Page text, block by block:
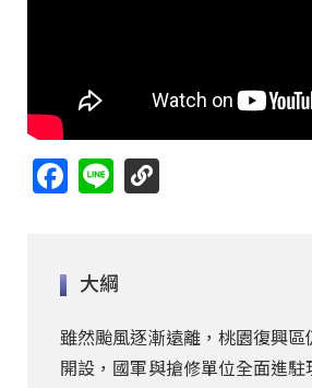
Facebook
Line
大綱
雖然颱風逐漸遠離，桃園復興區
開設，國軍與搶修單位全面進駐